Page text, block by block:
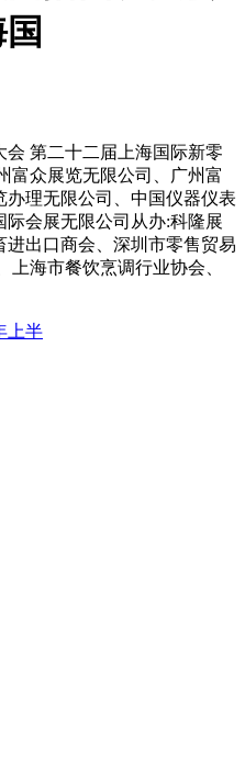
第二十二届上海国际新零
富众展览无限公司、广州富
理无限公司、中国仪器仪表
会展无限公司从办:科隆展
出口商会、深圳市零售贸易
海市餐饮烹调行业协会、
上半